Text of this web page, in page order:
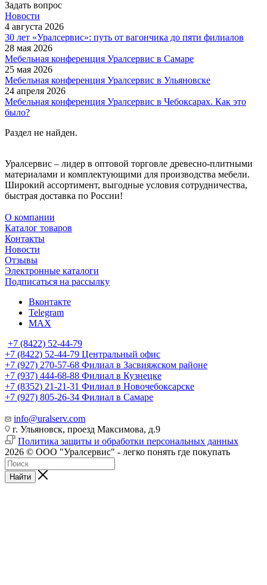
Задать вопрос
Новости
4 августа 2026
30 лет «Уралсервис»: путь от вагончика до пяти филиалов
28 мая 2026
Мебельная конференция Уралсервис в Самаре
25 мая 2026
Мебельная конференция Уралсервис в Ульяновске
24 апреля 2026
Мебельная конференция Уралсервис в Чебоксарах. Как это
было?
Раздел не найден.
Уралсервис – лидер в оптовой торговле древесно-плитными
материалами и комплектующими для производства мебели.
Широкий ассортимент, выгодные условия сотрудничества,
быстрая доставка по России!
О компании
Каталог товаров
Контакты
Новости
Отзывы
Электронные каталоги
Подписаться на рассылку
Вконтакте
Telegram
MAX
+7 (8422) 52-44-79
+7 (8422) 52-44-79 Центральный офис
+7 (927) 270-57-68 Филиал в Засвияжском районе
+7 (937) 444-68-88 Филиал в Кузнецке
+7 (8352) 21-21-31 Филиал в Новочебоксарске
+7 (927) 805-26-34 Филиал в Самаре
info@uralserv.com
г. Ульяновск, проезд Максимова, д.9
Политика защиты и обработки персональных данных
2026 © ООО "Уралсервис" - легко понять где покупать
Найти